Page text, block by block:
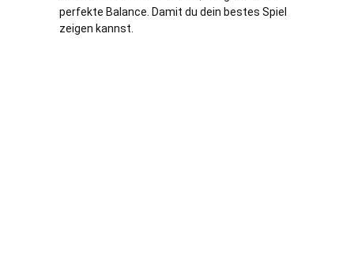
perfekte Balance. Damit du dein bestes Spiel
zeigen kannst.